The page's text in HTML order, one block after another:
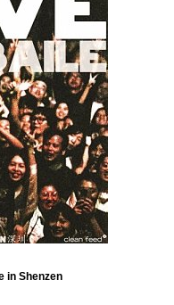
in Shenzen